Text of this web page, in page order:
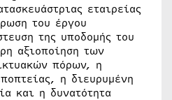
εταιρείας
του έργου
της υποδομής του
αξιοποίηση των
πόρων, η
η διευρυμένη
και η δυνατότητα